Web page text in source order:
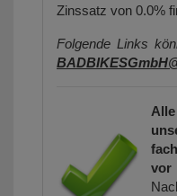
Zinssatz von 0.0%
Folgende Links
vor